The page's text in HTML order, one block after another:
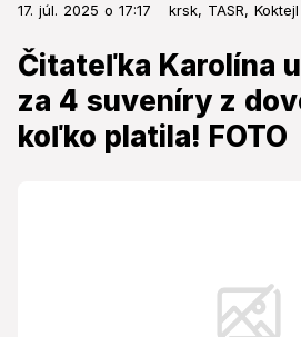
17. júl. 2025 o 17:17 krsk, TASR, Koktejl
Čitateľka Karolína
za 4 suveníry z
koľko platila! FOTO
Čitateľka Karolína
4 suveníry z
koľko platila! FOTO
Dali by ste toľko za suveníry?